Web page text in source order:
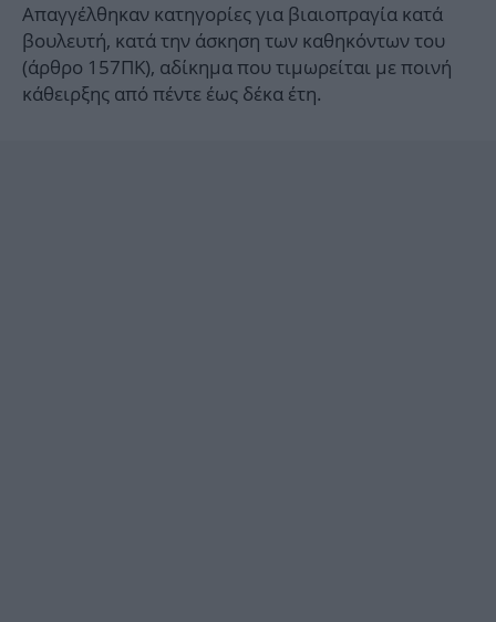
Απαγγέλθηκαν κατηγορίες για βιαιοπραγία κατά
βουλευτή, κατά την άσκηση των καθηκόντων του
(άρθρο 157ΠΚ), αδίκημα που τιμωρείται με ποινή
κάθειρξης από πέντε έως δέκα έτη.